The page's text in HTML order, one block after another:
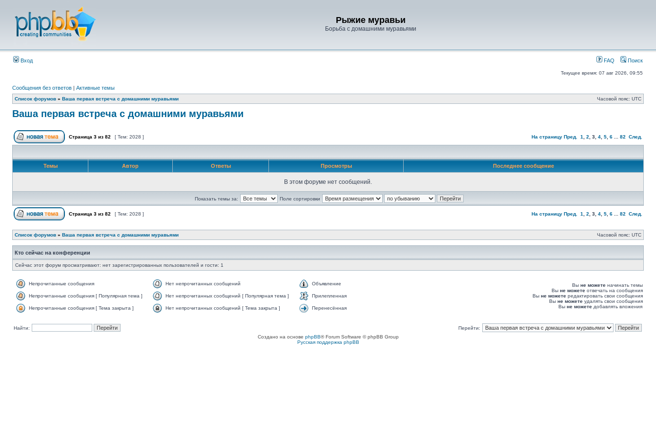
Рыжие муравьи
Борьба с домашними муравьями
Вход FAQ Поиск
Текущее время: 07 авг 2026, 09:55
Сообщения без ответов | Активные темы
Список форумов » Ваша первая встреча с домашними муравьями Часовой пояс: UTC
Ваша первая встреча с домашними муравьями
Страница 3 из 82 [ Тем: 2028 ] На страницу Пред. 1 2 3 4 5 6 82 След.
Темы Автор Ответы Просмотры Последнее сообщение
В этом форуме нет сообщений.
Показать темы за: Поле сортировки
Страница 3 из 82 [ Тем: 2028 ] На страницу Пред. 1 2 3 4 5 6 82 След.
Список форумов » Ваша первая встреча с домашними муравьями Часовой пояс: UTC
Кто сейчас на конференции
Сейчас этот форум просматривают: нет зарегистрированных пользователей и гости: 1
Непрочитанные сообщения Нет непрочитанных сообщений Объявление
Непрочитанные сообщения [ Популярная тема ] Нет непрочитанных сообщений [ Популярная тема ] Прилепленная
Непрочитанные сообщения [ Тема закрыта ] Нет непрочитанных сообщений [ Тема закрыта ] Перенесённая
Вы не можете начинать темы
Вы не можете отвечать на сообщения
Вы не можете редактировать свои сообщения
Вы не можете удалять свои сообщения
Вы не можете добавлять вложения
Найти:
Перейти:
Создано на основе phpBB® Forum Software © phpBB Group
Русская поддержка phpBB